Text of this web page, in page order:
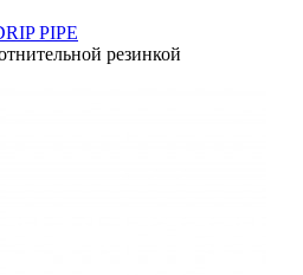
PIPE
резинкой